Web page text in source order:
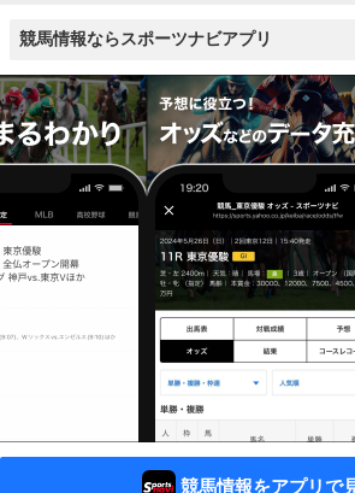
競馬情報ならスポーツナビアプリ
競馬情報をアプリで